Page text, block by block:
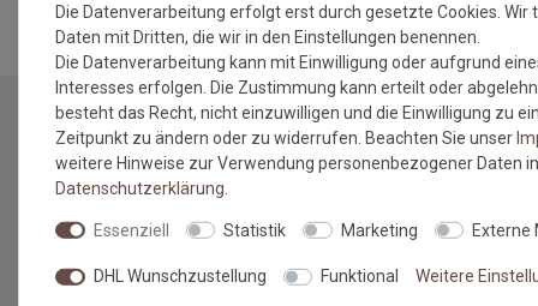
NEWSLETTER
und erfahren Sie von den neuesten Produkten als
erstes.*
Die Datenverarbeitung erfolgt erst durch gesetzte Cookies. Wir
Daten mit Dritten, die wir in den Einstellungen benennen.
Die Datenverarbeitung kann mit Einwilligung oder aufgrund
Interesses erfolgen. Die Zustimmung kann erteilt oder
besteht das Recht, nicht einzuwilligen und die Einwilligung zu
Zeitpunkt zu ändern oder zu widerrufen. Beachten Sie unser
weitere Hinweise zur Verwendung personenbezogener Daten
Daten­schutz­erklärung
Essenziell Statistik Marketing Externe
DHL Wunschzustellung Funktional Weitere